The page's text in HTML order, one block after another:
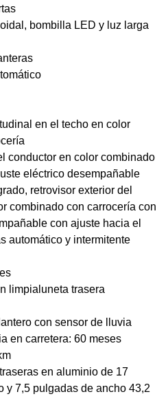
bombilla LED y luz larga
en el techo en color
conductor en color combinado
eléctrico desempañable
retrovisor exterior del
combinado con carrocería con
con ajuste hacia el
automático y intermitente
limpialuneta trasera
con sensor de lluvia
en carretera: 60 meses
en aluminio de 17
y 7,5 pulgadas de ancho 43,2